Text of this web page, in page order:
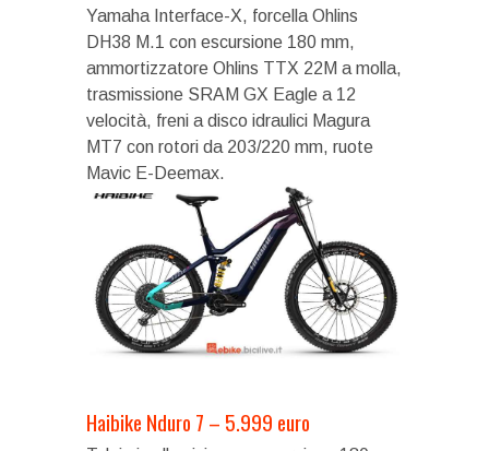
Yamaha Interface-X, forcella Ohlins
DH38 M.1 con escursione 180 mm,
ammortizzatore Ohlins TTX 22M a molla,
trasmissione SRAM GX Eagle a 12
velocità, freni a disco idraulici Magura
MT7 con rotori da 203/220 mm, ruote
Mavic E-Deemax.
Haibike Nduro 7 – 5.999 euro